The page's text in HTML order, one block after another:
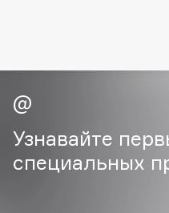
Byredo
C
Cadence
Узнавайте
специальных